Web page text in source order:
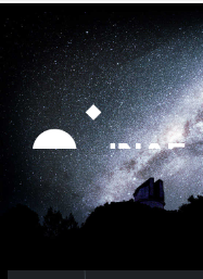
Strumenti
personali
Salta
contenuti.
|
Salta
alla
navigazione
Ricerca
avanzata…